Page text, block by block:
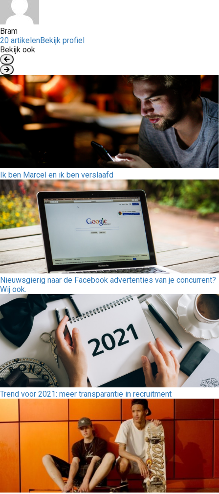
Bram
20 artikelenBekijk profiel
Bekijk ook
Ik ben Marcel en ik ben verslaafd
Nieuwsgierig naar de Facebook advertenties van je concurrent?
Wij ook.
Trend voor 2021: meer transparantie in recruitment